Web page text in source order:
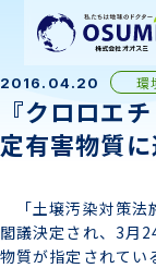
2016.04.20 環
『クロロエ
定有害物質に
「土壌汚染対策法
閣議決定され、3月
物質が指定されてい